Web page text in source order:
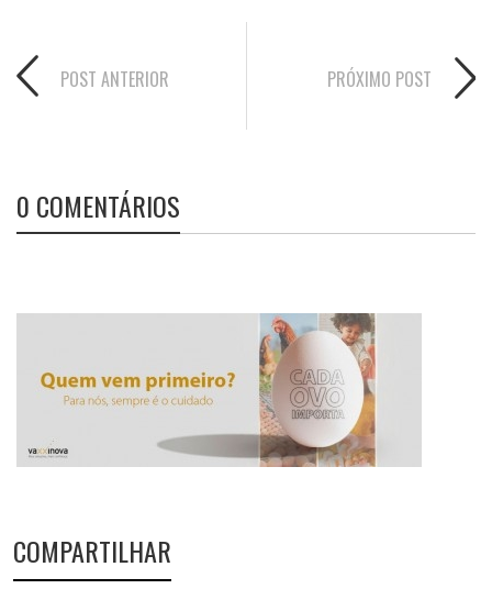
POST ANTERIOR PRÓXIMO POST
0 COMENTÁRIOS
COMPARTILHAR